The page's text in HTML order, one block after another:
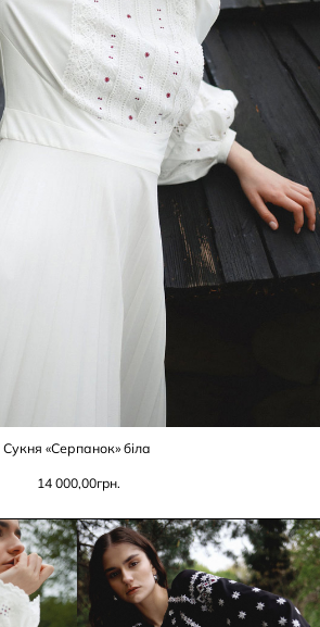
Сукня «Серпанок» біла
грн.
14 000,00